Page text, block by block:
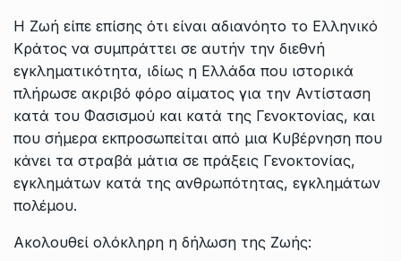
Η Ζωή είπε επίσης ότι είναι αδιανόητο το Ελληνικό
Κράτος να συμπράττει σε αυτήν την διεθνή
εγκληματικότητα, ιδίως η Ελλάδα που ιστορικά
πλήρωσε ακριβό φόρο αίματος για την Αντίσταση
κατά του Φασισμού και κατά της Γενοκτονίας, και
που σήμερα εκπροσωπείται από μια Κυβέρνηση που
κάνει τα στραβά μάτια σε πράξεις Γενοκτονίας,
εγκλημάτων κατά της ανθρωπότητας, εγκλημάτων
πολέμου.
Ακολουθεί ολόκληρη η δήλωση της Ζωής: